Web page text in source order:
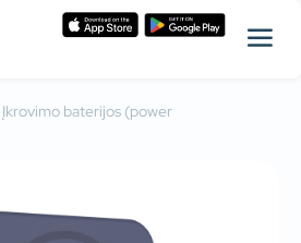
Įkrovimo baterijos (power